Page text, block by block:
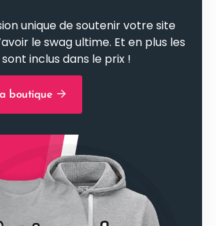
unique de soutenir votre site
le swag ultime. Et en plus les
inclus dans le prix !
boutique